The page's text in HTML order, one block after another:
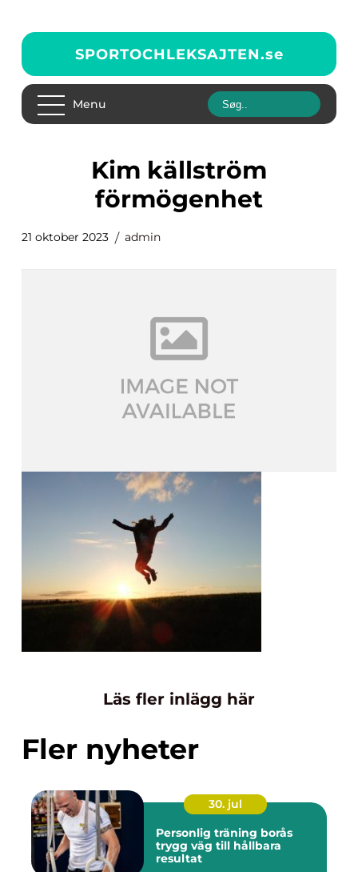
SPORTOCHLEKSAJTEN.se
Menu
kim källström
förmögenhet
21 oktober 2023 admin
Läs fler inlägg här
Fler nyheter
30. jul
Personlig träning borås
trygg väg till hållbara
resultat